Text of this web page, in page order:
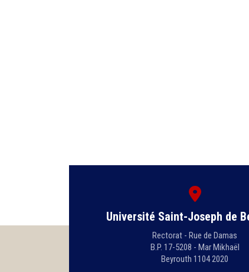
Université Saint-Joseph de
Rectorat - Rue de Damas
B.P. 17-5208 - Mar Mikhaël
Beyrouth 1104 2020